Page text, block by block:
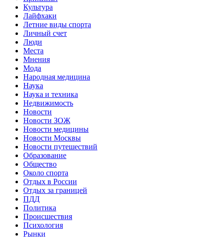
Культура
Лайфхаки
Летние виды спорта
Личный счет
Люди
Места
Мнения
Мода
Народная медицина
Наука
Наука и техника
Недвижимость
Новости
Новости ЗОЖ
Новости медицины
Новости Москвы
Новости путешествий
Образование
Общество
Около спорта
Отдых в России
Отдых за границей
ПДД
Политика
Происшествия
Психология
Рынки